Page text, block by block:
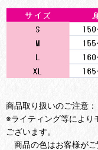
商品取り扱いのご注意：
※ライティング等により
ございます。
商品の色はお客様が